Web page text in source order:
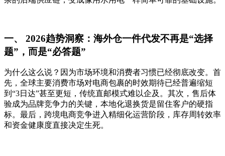
一、 2026趋势洞察：海外仓一件代发不再是“选择
题”，而是“必答题”‍
为什么这么说？因为市场环境和消费者习惯已经彻底改变。首
先，全球主要消费市场对电商包裹的时效期待已经普遍缩短
到“3日达”甚至更短，传统直邮模式难以企及。其次，售后体
验成为品牌竞争力的关键，本地化退换货是留住客户的硬指
标。最后，跨境电商竞争进入精细化运营阶段，库存周转效率
和资金健康度直接决定生死。